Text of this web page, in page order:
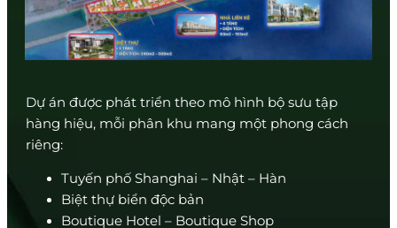
Dự án được phát triển theo mô hình bộ sưu tập
hàng hiệu, mỗi phân khu mang một phong cách
riêng:
Tuyến phố Shanghai – Nhật – Hàn
Biệt thự biển độc bản
Boutique Hotel – Boutique Shop